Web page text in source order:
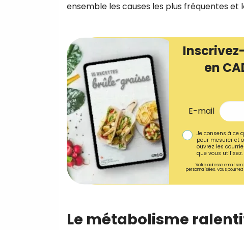
ensemble les causes les plus fréquentes et
en
E-mail
Je consens à ce
pour mesurer et
ouvrez les
que vous
Votre adresse email
personnalisées. Vous
Le métabolisme